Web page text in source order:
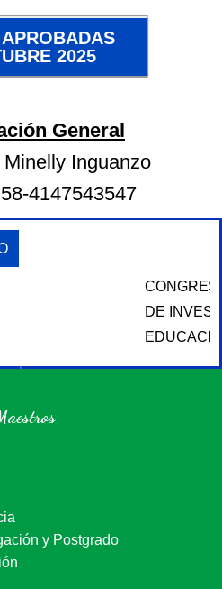
2025
General
Inguanzo
4147543547
VENEZUELA Y
EDUCATIVA: “HUMANIDADES
LA SOCIEDAD ACTUAL”
y Postgrado